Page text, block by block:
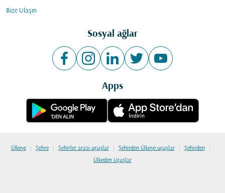
Bize Ulaşın
Sosyal ağlar
Apps
Ülkeye | Şehre | Şehirler arası uçuşlar | Şehirden Ülkeye uçuşlar | Şehirden |
Ülkeden Uçuşlar